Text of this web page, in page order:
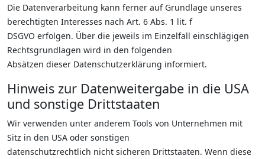
Die Datenverarbeitung kann ferner auf Grundlage unseres
berechtigten Interesses nach Art. 6 Abs. 1 lit. f
DSGVO erfolgen. Über die jeweils im Einzelfall einschlägigen
Rechtsgrundlagen wird in den folgenden
Absätzen dieser Datenschutzerklärung informiert.
Hinweis zur Datenweitergabe in die USA
und sonstige Drittstaaten
Wir verwenden unter anderem Tools von Unternehmen mit
Sitz in den USA oder sonstigen
datenschutzrechtlich nicht sicheren Drittstaaten. Wenn diese